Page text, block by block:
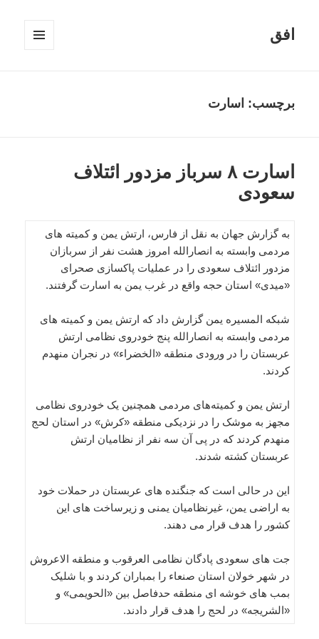
افق
برچسب: اسارت
اسارت ۸ سرباز مزدور ائتلاف
سعودی
به گزارش جهان به نقل از فارس، ارتش یمن و کمیته های
مردمی وابسته به انصارالله امروز هشت نفر از سربازان
مزدور ائتلاف سعودی را در عملیات پاکسازی صحرای
«میدی» استان حجه واقع در غرب یمن به اسارت گرفتند.
شبکه المسیره یمن گزارش داد که ارتش یمن و کمیته های
مردمی وابسته به انصارالله پنج خودروی نظامی ارتش
عربستان را در ورودی منطقه «الخضراء» در نجران منهدم
کردند.
ارتش یمن و کمیته‌های مردمی همچنین یک خودروی نظامی
مجهز به موشک را در نزدیکی منطقه «کرش» در استان لحج
منهدم کردند که در پی آن سه نفر از نظامیان ارتش
عربستان کشته شدند.
این در حالی است که جنگنده های عربستان در حملات خود
به اراضی یمن، غیرنظامیان یمنی و زیرساخت های این
کشور را هدف قرار می دهند.
جت های سعودی پادگان نظامی العرقوب و منطقه الاعروش
در شهر خولان استان صنعاء را بمباران کردند و با شلیک
بمب های خوشه ای منطقه حدفاصل بین «الحویمی» و
«الشریجه» در لحج را هدف قرار دادند.